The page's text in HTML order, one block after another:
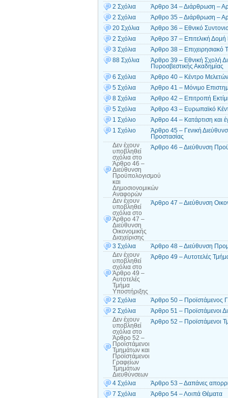
2 Σχόλια
Άρθρο 34 – Διάρθρωση –
2 Σχόλια
Άρθρο 35 – Διάρθρωση –
20 Σχόλια
Άρθρο 36 – Εθνικό
2 Σχόλια
Άρθρο 37 – Επιτελική
3 Σχόλια
Άρθρο 38 – Επιχειρησιακό
88 Σχόλια
Άρθρο 39 – Εθνική Σχολή
Πυροσβεστικής Ακαδημίας
6 Σχόλια
Άρθρο 40 – Κέντρο
5 Σχόλια
Άρθρο 41 – Μόνιμο
8 Σχόλια
Άρθρο 42 – Επιτροπή
5 Σχόλια
Άρθρο 43 – Ευρωπαϊκό
1 Σχόλιο
Άρθρο 44 – Κατάρτιση και
1 Σχόλιο
Άρθρο 45 – Γενική
Προστασίας
Δεν έχουν
υποβληθεί
σχόλια στο
Άρθρο 46 –
Διεύθυνση
Προϋπολογισμού
και
Δημοσιονομικών
Αναφορών
Άρθρο 46 – Διεύθυνση
Δεν έχουν
υποβληθεί
σχόλια στο
Άρθρο 47 –
Διεύθυνση
Οικονομικής
Διαχείρισης
Άρθρο 47 – Διεύθυνση
3 Σχόλια
Άρθρο 48 – Διεύθυνση
Δεν έχουν
υποβληθεί
σχόλια στο
Άρθρο 49 –
Αυτοτελές
Τμήμα
Υποστήριξης
Άρθρο 49 – Αυτοτελές
2 Σχόλια
Άρθρο 50 – Προϊστάμενος
2 Σχόλια
Άρθρο 51 – Προϊστάμενοι
Δεν έχουν
υποβληθεί
σχόλια στο
Άρθρο 52 –
Προϊστάμενοι
Τμημάτων και
Προϊστάμενοι
Γραφείων
Τμημάτων
Διευθύνσεων
Άρθρο 52 – Προϊστάμενοι
4 Σχόλια
Άρθρο 53 – Δαπάνες
7 Σχόλια
Άρθρο 54 – Λοιπά Θέματα